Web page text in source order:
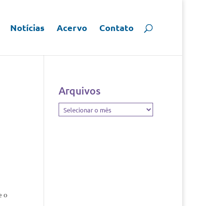
Notícias Acervo Contato
o
Arquivos
Arquivos